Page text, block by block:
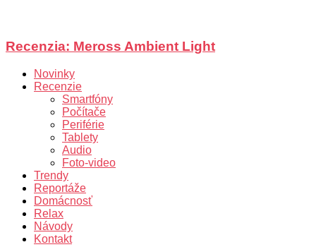
Recenzia: Meross Ambient Light
Novinky
Recenzie
Smartfóny
Počítače
Periférie
Tablety
Audio
Foto-video
Trendy
Reportáže
Domácnosť
Relax
Návody
Kontakt